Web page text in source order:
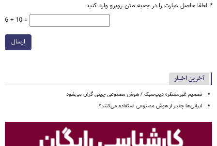
* لطفا حاصل عبارت را در جعبه متن روبرو وارد کنید
6 + 10 =
ارسال
آخرین اخبار
تصمیم غیرمنتظره دیپ‌سیک / هوش مصنوعی چینی گران می‌شود
ایرانی‌ها چقدر از هوش مصنوعی استفاده می‌کنند؟